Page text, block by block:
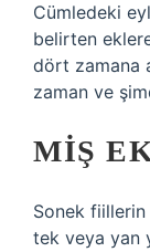
Cümledeki
belirten
dört zamana
zaman ve
MIŞ
Sonek
tek veya yan